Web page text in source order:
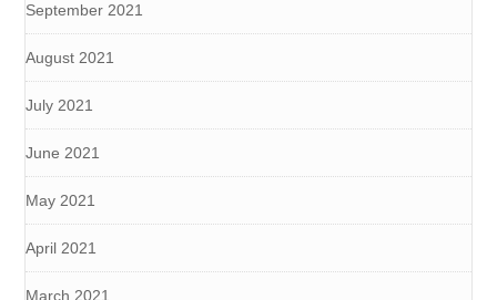
September 2021
August 2021
July 2021
June 2021
May 2021
April 2021
March 2021